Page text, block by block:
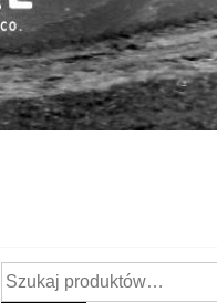
Szukaj: